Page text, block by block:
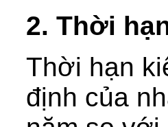
2. Thời
Thời hạn
định của